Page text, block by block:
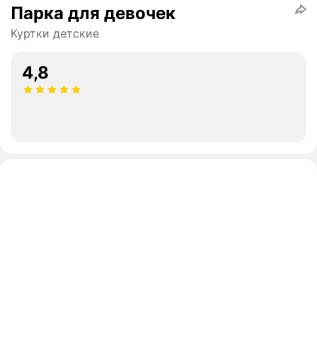
Парка для девочек
Куртки детские
4,8